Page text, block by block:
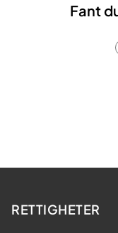
Fant
RETTIGHETER